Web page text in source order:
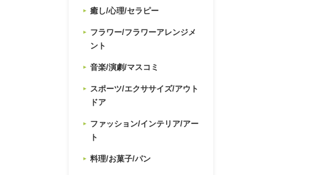
癒し/心理/セラピー
フラワー/フラワーアレンジメ
ント
音楽/演劇/マスコミ
スポーツ/エクササイズ/アウト
ドア
ファッション/インテリア/アー
ト
料理/お菓子/パン